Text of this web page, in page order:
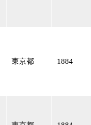
東京都 1884